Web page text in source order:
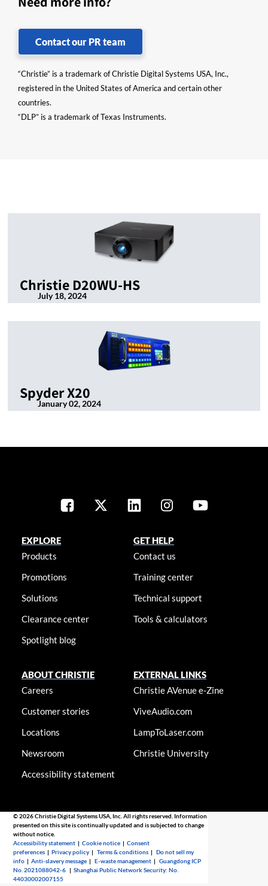
Contact our PR team
“Christie” is a trademark of Christie Digital Systems USA, Inc.,
registered in the United States of America and certain other
countries.
“DLP” is a trademark of Texas Instruments.
Christie D20WU-HS
July 18, 2024
Spyder X20
January 02, 2024
EXPLORE
Products
Promotions
Solutions
Clearance center
Spotlight blog
GET HELP
Contact us
Training center
Technical support
Tools & calculators
ABOUT CHRISTIE
Careers
Customer stories
Locations
Newsroom
Accessibility statement
EXTERNAL LINKS
Christie AVenue e-Zine
ViveAudio.com
LampToLaser.com
Christie University
© 2026 Christie Digital Systems USA, Inc. All rights reserved. Information
presented on this site is continually updated and is subjected to change
without notice.
Accessibility statement |Cookie notice |Consent
preferences |Privacy policy |Terms & conditions |Do not sell my
info |Anti-slavery message |E-waste management |Guangdong ICP
No. 2021088042-6 |Shanghai Public Network Security: No.
44030002007155